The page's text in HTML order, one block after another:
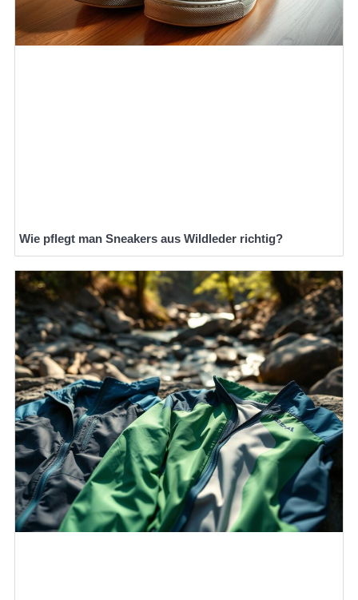
Wie pflegt man Sneakers aus Wildleder richtig?